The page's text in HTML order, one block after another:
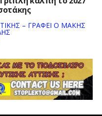
– ΓΡΆΦΕΙ Ο ΜΆΚΗΣ